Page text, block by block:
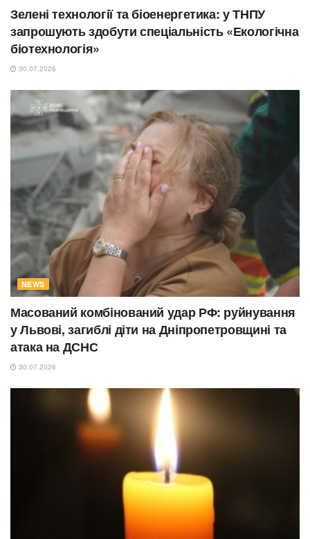
Зелені технології та біоенергетика: у ТНПУ
запрошують здобути спеціальність «Екологічна
біотехнологія»
30.07.2026
NEWS
Масований комбінований удар РФ: руйнування
у Львові, загиблі діти на Дніпропетровщині та
атака на ДСНС
30.07.2026